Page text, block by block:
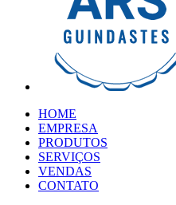
HOME
EMPRESA
PRODUTOS
SERVIÇOS
VENDAS
CONTATO